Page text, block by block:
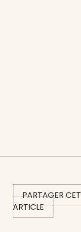
PARTAGER CET
ARTICLE